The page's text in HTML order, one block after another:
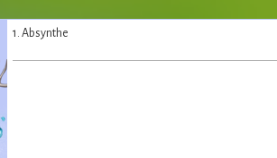
1. Absynthe